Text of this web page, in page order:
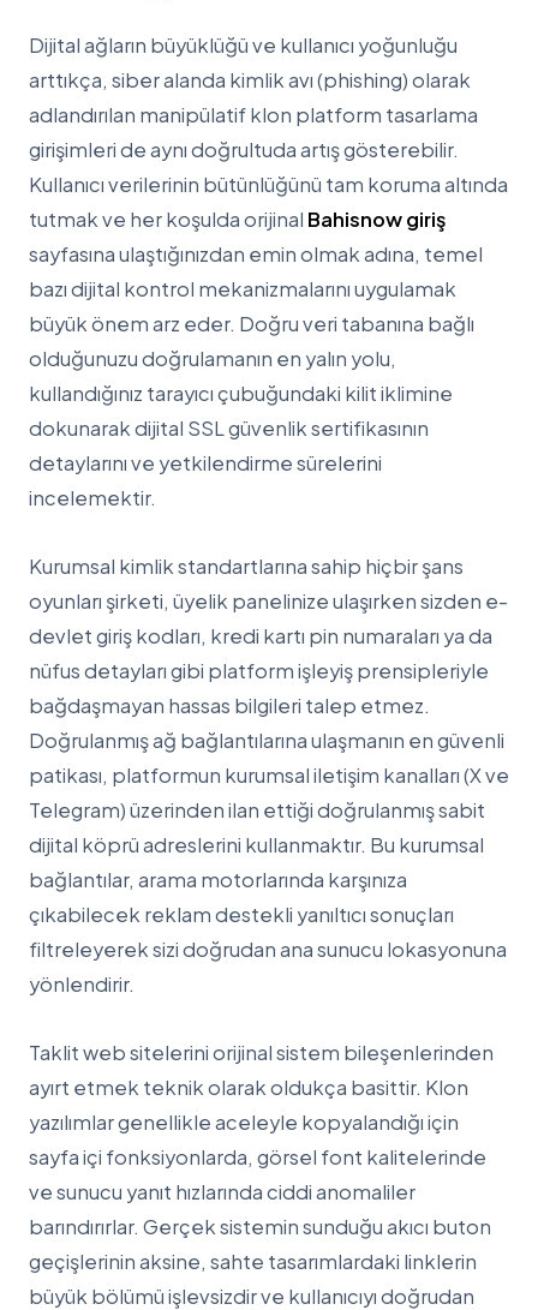
Dijital ağların büyüklüğü ve kullanıcı yoğunluğu
arttıkça, siber alanda kimlik avı (phishing) olarak
adlandırılan manipülatif klon platform tasarlama
girişimleri de aynı doğrultuda artış gösterebilir.
Kullanıcı verilerinin bütünlüğünü tam koruma altında
tutmak ve her koşulda orijinal Bahisnow giriş
sayfasına ulaştığınızdan emin olmak adına, temel
bazı dijital kontrol mekanizmalarını uygulamak
büyük önem arz eder. Doğru veri tabanına bağlı
olduğunuzu doğrulamanın en yalın yolu,
kullandığınız tarayıcı çubuğundaki kilit iklimine
dokunarak dijital SSL güvenlik sertifikasının
detaylarını ve yetkilendirme sürelerini
incelemektir.
Kurumsal kimlik standartlarına sahip hiçbir şans
oyunları şirketi, üyelik panelinize ulaşırken sizden e-
devlet giriş kodları, kredi kartı pin numaraları ya da
nüfus detayları gibi platform işleyiş prensipleriyle
bağdaşmayan hassas bilgileri talep etmez.
Doğrulanmış ağ bağlantılarına ulaşmanın en güvenli
patikası, platformun kurumsal iletişim kanalları (X ve
Telegram) üzerinden ilan ettiği doğrulanmış sabit
dijital köprü adreslerini kullanmaktır. Bu kurumsal
bağlantılar, arama motorlarında karşınıza
çıkabilecek reklam destekli yanıltıcı sonuçları
filtreleyerek sizi doğrudan ana sunucu lokasyonuna
yönlendirir.
Taklit web sitelerini orijinal sistem bileşenlerinden
ayırt etmek teknik olarak oldukça basittir. Klon
yazılımlar genellikle aceleyle kopyalandığı için
sayfa içi fonksiyonlarda, görsel font kalitelerinde
ve sunucu yanıt hızlarında ciddi anomaliler
barındırırlar. Gerçek sistemin sunduğu akıcı buton
geçişlerinin aksine, sahte tasarımlardaki linklerin
büyük bölümü işlevsizdir ve kullanıcıyı doğrudan